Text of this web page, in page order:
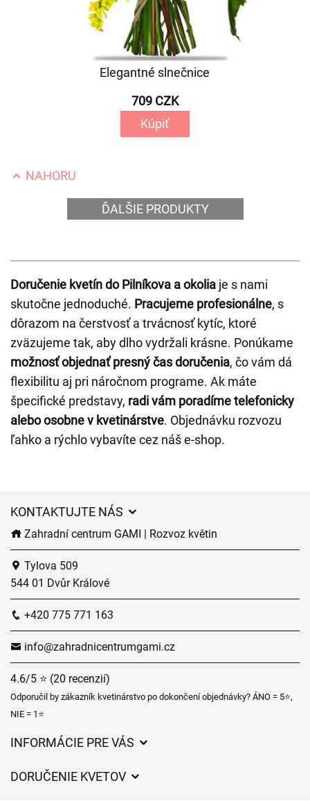
Elegantné slnečnice
709 CZK
Kúpiť
NAHORU
ĎALŠIE PRODUKTY
Doručenie kvetín do Pilníkova a okolia je s nami
skutočne jednoduché. Pracujeme profesionálne, s
dôrazom na čerstvosť a trvácnosť kytíc, ktoré
zväzujeme tak, aby dlho vydržali krásne. Ponúkame
možnosť objednať presný čas doručenia, čo vám dá
flexibilitu aj pri náročnom programe. Ak máte
špecifické predstavy, radi vám poradíme telefonicky
alebo osobne v kvetinárstve. Objednávku rozvozu
ľahko a rýchlo vybavíte cez náš e-shop.
KONTAKTUJTE NÁS
Zahradní centrum GAMI | Rozvoz květin
Tylova 509
544 01 Dvůr Králové
+420 775 771 163
info@zahradnicentrumgami.cz
4.6/5 ⭐ (20 recenzií)
Odporučil by zákazník kvetinárstvo po dokončení objednávky? ÁNO = 5⭐,
NIE = 1⭐
INFORMÁCIE PRE VÁS
DORUČENIE KVETOV